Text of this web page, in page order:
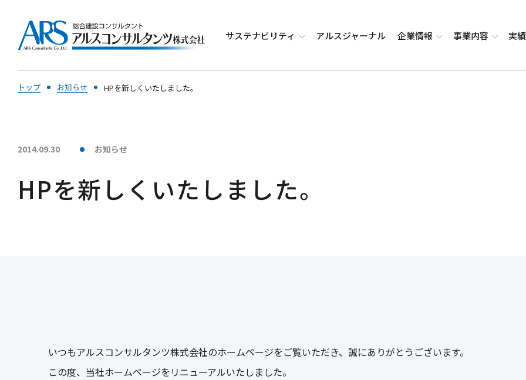
サステナビリティ アルスジャーナル 企業情報 事業内容 実績
トップ お知らせ HPを新しくいたしました。
2014.09.30 お知らせ
HPを新しくいたしました。
いつもアルスコンサルタンツ株式会社のホームページをご覧いただき、誠にありがとうございます。
この度、当社ホームページをリニューアルいたしました。